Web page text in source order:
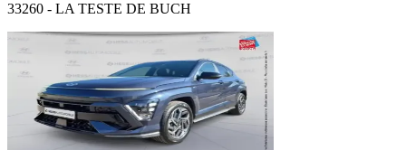
33260 - LA TESTE DE BUCH